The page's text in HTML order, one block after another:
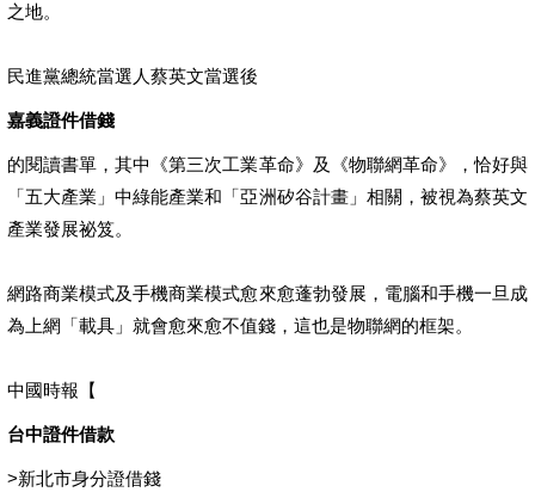
之地。
民進黨總統當選人蔡英文當選後
嘉義證件借錢
的閱讀書單，其中《第三次工業革命》及《物聯網革命》，恰好與
「五大產業」中綠能產業和「亞洲矽谷計畫」相關，被視為蔡英文
產業發展祕笈。
網路商業模式及手機商業模式愈來愈蓬勃發展，電腦和手機一旦成
為上網「載具」就會愈來愈不值錢，這也是物聯網的框架。
中國時報【
台中證件借款
>新北市身分證借錢